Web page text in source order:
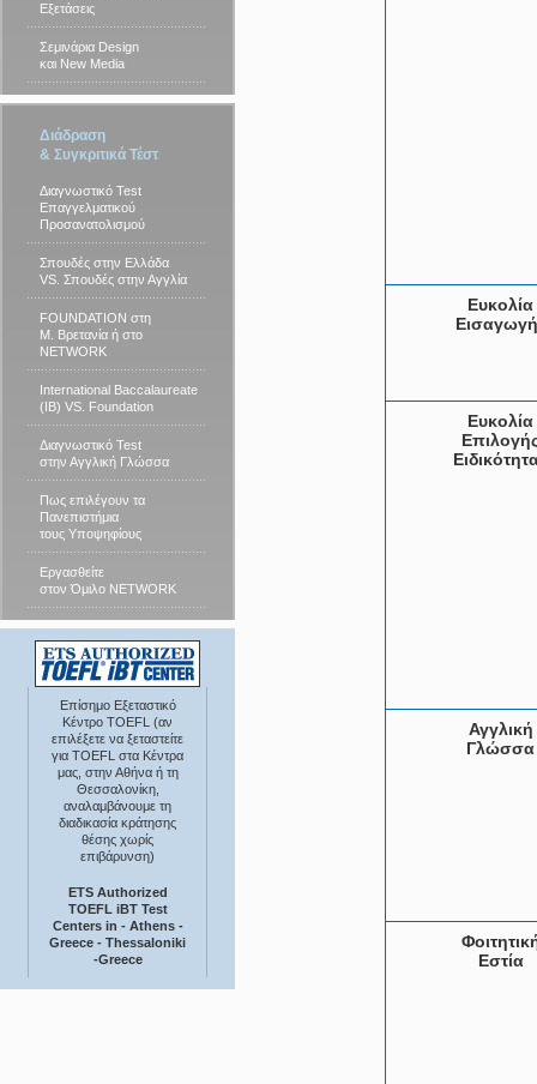
Εξετάσεις
Σεμινάρια Design
και New Media
Διάδραση
& Συγκριτικά Τέστ
Διαγνωστικό Test
Επαγγελματικού
Προσανατολισμού
Σπουδές στην Ελλάδα
VS. Σπουδές στην Αγγλία
FOUNDATION στη
Μ. Βρετανία ή στο
NETWORK
International Baccalaureate
(IB) VS. Foundation
Διαγνωστικό Test
στην Αγγλική Γλώσσα
Πως επιλέγουν τα
Πανεπιστήμια
τους Υποψηφίους
Εργασθείτε
στον Όμιλο NETWORK
Επίσημο Εξεταστικό
Κέντρο TOEFL (αν
επιλέξετε να ξεταστείτε
για TOEFL στα Κέντρα
μας, στην Αθήνα ή τη
Θεσσαλονίκη,
αναλαμβάνουμε τη
διαδικασία κράτησης
θέσης χωρίς
επιβάρυνση)
ETS Authorized
TOEFL iBT Test
Centers in - Athens -
Greece - Thessaloniki
-Greece
Ευκολία
Ευκολία
Αγγλική
Γλώσσα
Εστία